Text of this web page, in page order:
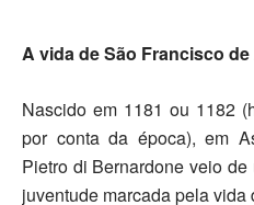
A vida de São Francisco
Nascido em 1181 ou 1182
por conta da época), em
Pietro di Bernardone veio de
juventude marcada pela